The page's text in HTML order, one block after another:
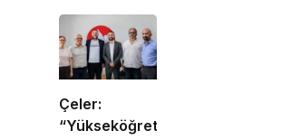
Çeler:
“Yükseköğretimde